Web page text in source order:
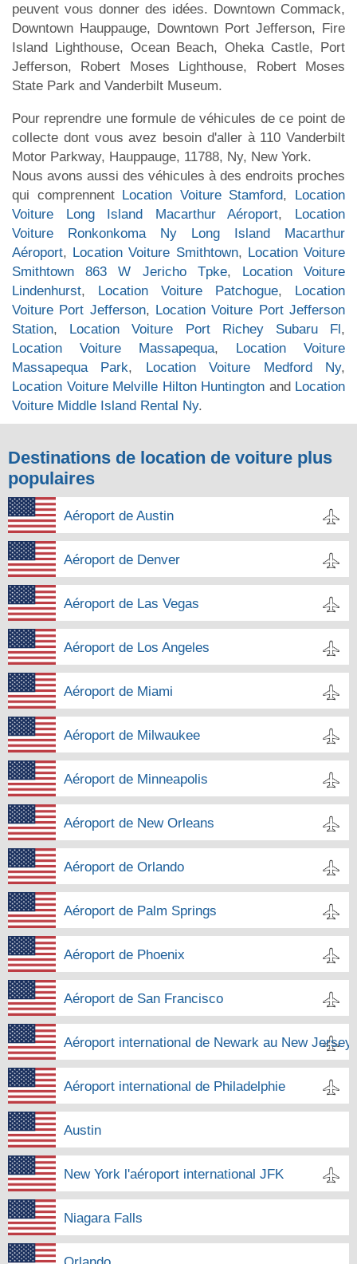
peuvent vous donner des idées. Downtown Commack,
Downtown Hauppauge, Downtown Port Jefferson, Fire
Island Lighthouse, Ocean Beach, Oheka Castle, Port
Jefferson, Robert Moses Lighthouse, Robert Moses
State Park and Vanderbilt Museum.
Pour reprendre une formule de véhicules de ce point de
collecte dont vous avez besoin d'aller à 110 Vanderbilt
Motor Parkway, Hauppauge, 11788, Ny, New York.
Nous avons aussi des véhicules à des endroits proches
qui comprennent Location Voiture Stamford, Location
Voiture Long Island Macarthur Aéroport, Location
Voiture Ronkonkoma Ny Long Island Macarthur
Aéroport, Location Voiture Smithtown, Location Voiture
Smithtown 863 W Jericho Tpke, Location Voiture
Lindenhurst, Location Voiture Patchogue, Location
Voiture Port Jefferson, Location Voiture Port Jefferson
Station, Location Voiture Port Richey Subaru Fl,
Location Voiture Massapequa, Location Voiture
Massapequa Park, Location Voiture Medford Ny,
Location Voiture Melville Hilton Huntington and Location
Voiture Middle Island Rental Ny.
Destinations de location de voiture plus
populaires
Aéroport de Austin
Aéroport de Denver
Aéroport de Las Vegas
Aéroport de Los Angeles
Aéroport de Miami
Aéroport de Milwaukee
Aéroport de Minneapolis
Aéroport de New Orleans
Aéroport de Orlando
Aéroport de Palm Springs
Aéroport de Phoenix
Aéroport de San Francisco
Aéroport international de Newark au New Jersey
Aéroport international de Philadelphie
Austin
New York l'aéroport international JFK
Niagara Falls